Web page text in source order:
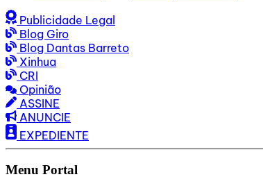
Publicidade Legal
Blog Giro
Blog Dantas Barreto
Xinhua
CRI
Opinião
ASSINE
ANUNCIE
EXPEDIENTE
Menu Portal